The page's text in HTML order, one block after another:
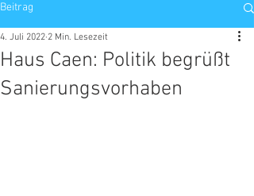
Beitrag
Haus Caen: Politik begrüßt
Sanierungsvorhaben
4. Juli 2022 2 Min. Lesezeit